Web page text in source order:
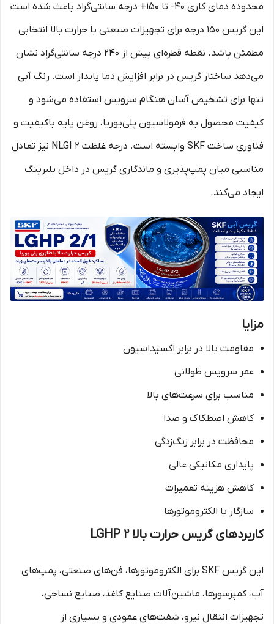
محدوده دمای کاری 40- تا 150+ درجه سانتی‌گراد باعث شده است
این گریس 150 درجه برای تجهیزات صنعتی با حرارت بالا انتخابی
مطمئن باشد. نقطه قطره‌ای بیش از 240 درجه سانتی‌گراد نشان
می‌دهد ساختار گریس در برابر افزایش دما پایدار است. رنگ آبی
تنها برای تشخیص آسان هنگام سرویس استفاده می‌شود و
کیفیت محصول به فرمولاسیون پلی‌یوریا، روغن پایه باکیفیت و
فناوری ساخت SKF وابسته است. درجه غلظت NLGI 2 نیز تعادل
مناسبی میان پمپ‌پذیری و ماندگاری گریس در داخل بلبرینگ
ایجاد می‌کند.
مزایا
مقاومت بالا در برابر اکسیداسیون
عمر سرویس طولانی
مناسب برای سرعت‌های بالا
کاهش اصطکاک و صدا
محافظت در برابر زنگ‌زدگی
پایداری مکانیکی عالی
کاهش هزینه تعمیرات
سازگار با الکتروموتورها
کاربردهای گریس حرارت بالا LGHP 2
این گریس SKF برای الکتروموتورها، فن‌های صنعتی، پمپ‌های
آب، کمپرسورها، ماشین‌آلات صنایع کاغذ، صنایع نساجی،
تجهیزات انتقال نیرو، شفت‌های عمودی و بسیاری از